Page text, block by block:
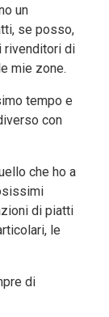
un
se posso,
rivenditori di
mie zone.
tempo e
con
che ho a
di piatti
le
di